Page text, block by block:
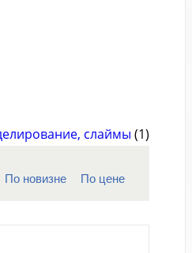
слаймы (1)
По новизне По цене